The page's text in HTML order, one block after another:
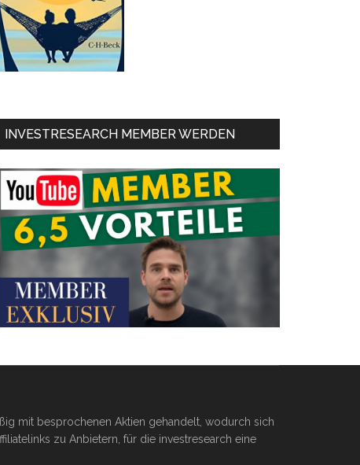
INVESTRESEARCH MEMBER WERDEN
mit besprochenen Aktien gehandelt, wodurch sich
zu Anbietern, für die investresearch eine